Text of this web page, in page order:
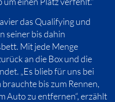
das Qualifying und
seiner bis dahin
Mit jede Menge
an die Box und die
„Es blieb für uns bei
bis zum Rennen,
Auto zu entfernen“, erzählt